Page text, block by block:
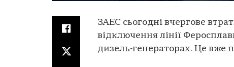
ЗАЕС сьогодні вчергове
відключення лінії
дизель-генераторах. Це вже